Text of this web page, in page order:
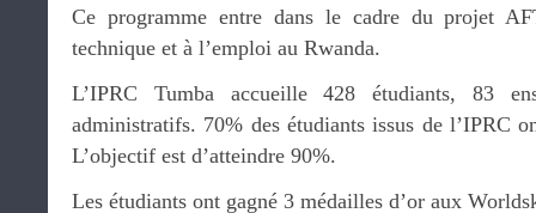
Ce programme entre dans le cadre du projet
technique et à l’emploi au Rwanda.
L’IPRC Tumba accueille 428 étudiants, 83
administratifs. 70% des étudiants issus de l’IPRC
L’objectif est d’atteindre 90%.
Les étudiants ont gagné 3 médailles d’or aux